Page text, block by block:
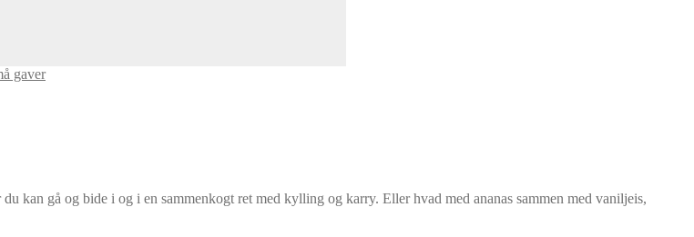
gaver
kan gå og bide i og i en sammenkogt ret med kylling og karry. Eller hvad med ananas sammen med vaniljeis,